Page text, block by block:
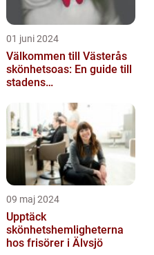
01 juni 2024
Välkommen till Västerås
skönhetsoas: En guide till
stadens
09 maj 2024
Upptäck
skönhetshemligheterna
hos frisörer i Älvsjö